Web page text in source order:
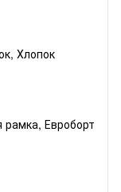
Хлопок
Евроборт